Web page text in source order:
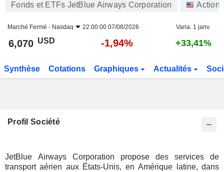
Fonds et ETFs JetBlue Airways Corporation Actions
Marché Fermé - Nasdaq 22:00:00 07/08/2026 Varia. 1 janv.
6,070 USD -1,94% +33,41%
Synthèse Cotations Graphiques Actualités
Profil Société
JetBlue Airways Corporation propose des services de
transport aérien aux États-Unis, en Amérique latine, dans